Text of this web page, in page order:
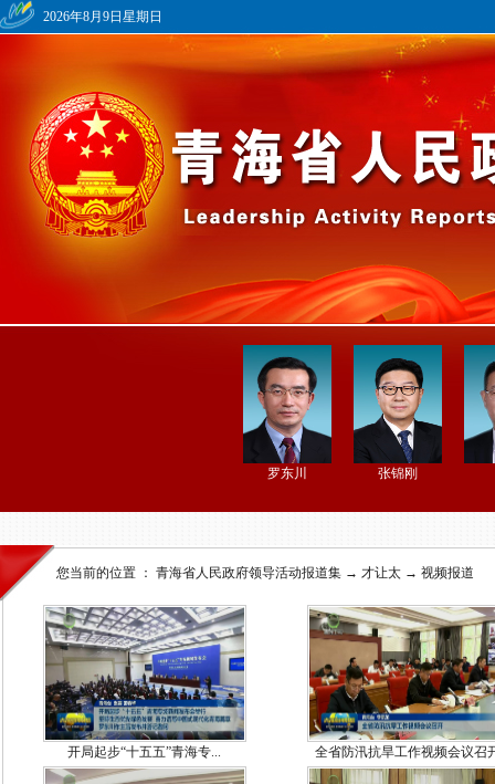
2026年8月9日星期日
罗东川 张锦刚
您当前的位置 ： 青海省人民政府领导活动报道集 → 才让太 → 视频报道
开局起步“十五五”青海专... 全省防汛抗旱工作视频会议召